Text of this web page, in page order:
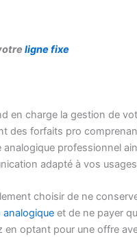
ligne fixe
en charge la gestion de
des forfaits pro
analogique professionnel
adapté à vos
choisir de ne
et de ne payer
en optant pour une offre